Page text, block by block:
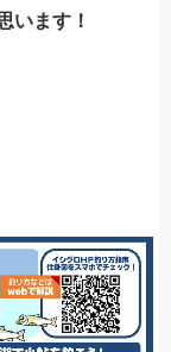
います！